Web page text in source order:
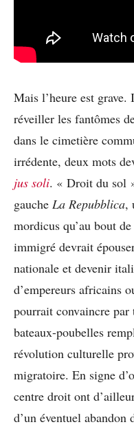
Mais l’heure est
réveiller les fantômes
dans le cimetière
irrédente, deux mots
jus soli. « Droit du sol
gauche La Repubblica,
mordicus qu’au bout
immigré devrait
nationale et devenir
d’empereurs africains
pourrait convaincre par
bateaux-poubelles
révolution culturelle
migratoire. En signe
centre droit ont
d’un éventuel abandon